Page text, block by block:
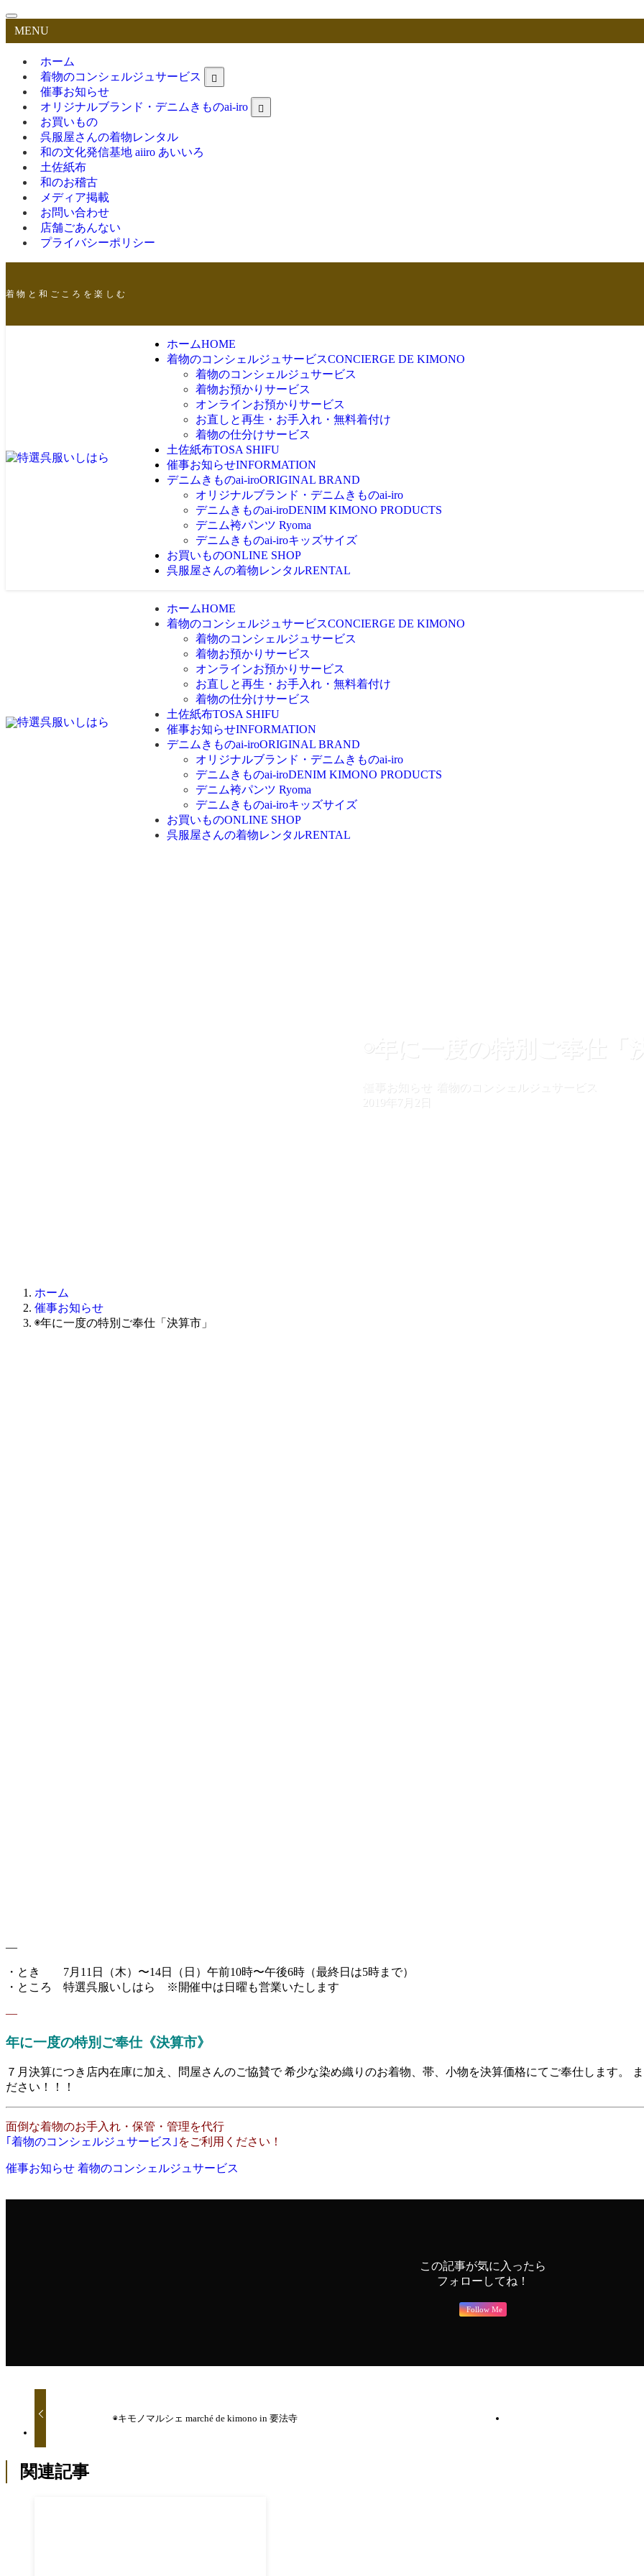
MENU
ホーム
着物のコンシェルジュサービス
催事お知らせ
オリジナルブランド・デニムきものai-iro
お買いもの
呉服屋さんの着物レンタル
和の文化発信基地 aiiro あいいろ
土佐紙布
和のお稽古
メディア掲載
お問い合わせ
店舗ごあんない
プライバシーポリシー
着 物 と 和 ご こ ろ を 楽 し む
ホームHOME
着物のコンシェルジュサービスCONCIERGE DE KIMONO
着物のコンシェルジュサービス
着物お預かりサービス
オンラインお預かりサービス
お直しと再生・お手入れ・無料着付け
着物の仕分けサービス
土佐紙布TOSA SHIFU
催事お知らせINFORMATION
デニムきものai-iroORIGINAL BRAND
オリジナルブランド・デニムきものai-iro
デニムきものai-iroDENIM KIMONO PRODUCTS
デニム袴パンツ Ryoma
デニムきものai-iroキッズサイズ
お買いものONLINE SHOP
呉服屋さんの着物レンタルRENTAL
ホームHOME
着物のコンシェルジュサービスCONCIERGE DE KIMONO
着物のコンシェルジュサービス
着物お預かりサービス
オンラインお預かりサービス
お直しと再生・お手入れ・無料着付け
着物の仕分けサービス
土佐紙布TOSA SHIFU
催事お知らせINFORMATION
デニムきものai-iroORIGINAL BRAND
オリジナルブランド・デニムきものai-iro
デニムきものai-iroDENIM KIMONO PRODUCTS
デニム袴パンツ Ryoma
デニムきものai-iroキッズサイズ
お買いものONLINE SHOP
呉服屋さんの着物レンタルRENTAL
◉年に一度の特別ご奉仕「
催事お知らせ
着物のコンシェルジュサービス
2019年7月2日
ホーム
催事お知らせ
◉年に一度の特別ご奉仕「決算市」
—
・とき 7月11日（木）〜14日（日）午前10時〜午後6時（最終日は5時まで）
・ところ 特選呉服いしはら ※開催中は日曜も営業いたします
—
年に一度の特別ご奉仕《決算市》
７月決算につき店内在庫に加え、問屋さんのご協賛で 希少な染め織りのお着物、帯、小物を決算価格にてご奉仕します。
ださい！！！
面倒な着物のお手入れ・保管・管理を代行
｢着物のコンシェルジュサービス｣ をご利用ください！
催事お知らせ 着物のコンシェルジュサービス
この記事が気に入ったら
フォローしてね！
Follow Me
◉キモノマルシェ marché de kimono in 要法寺
関連記事